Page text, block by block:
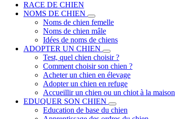
RACE DE CHIEN
NOMS DE CHIEN
Noms de chien femelle
Noms de chien mâle
Idées de noms de chiens
ADOPTER UN CHIEN
Test, quel chien choisir ?
Comment choisir son chien ?
Acheter un chien en élevage
Adopter un chien en refuge
Accueillir un chien ou un chiot à la maison
EDUQUER SON CHIEN
Education de base du chien